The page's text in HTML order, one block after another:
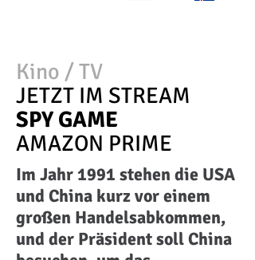
Kino / TV
JETZT IM STREAM
SPY GAME
AMAZON PRIME
Im Jahr 1991 stehen die USA
und China kurz vor einem
großen Handelsabkommen,
und der Präsident soll China